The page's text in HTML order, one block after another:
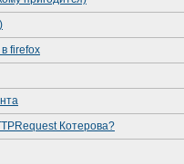
firefox
Котерова?